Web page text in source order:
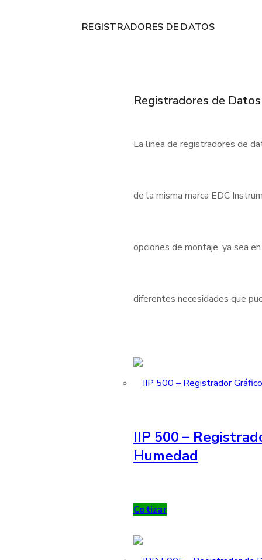
REGISTRADORES DE DATOS
Registradores de Datos
La linea de registradores de
de la misma marca EDC
opciones de montaje, ya sea
diferentes necesidades que
IIP 500 –
Humedad
Cotizar